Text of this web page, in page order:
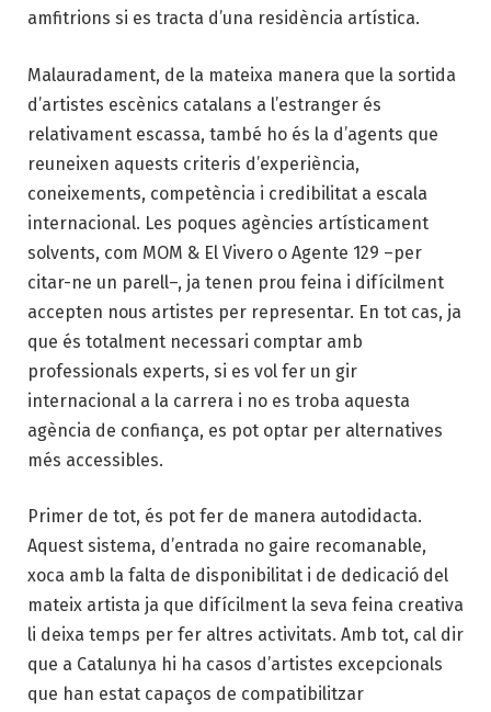
amfitrions si es tracta d’una residència artística.
Malauradament, de la mateixa manera que la sortida
d’artistes escènics catalans a l’estranger és
relativament escassa, també ho és la d’agents que
reuneixen aquests criteris d’experiència,
coneixements, competència i credibilitat a escala
internacional. Les poques agències artísticament
solvents, com MOM & El Vivero o Agente 129 –per
citar-ne un parell–, ja tenen prou feina i difícilment
accepten nous artistes per representar. En tot cas, ja
que és totalment necessari comptar amb
professionals experts, si es vol fer un gir
internacional a la carrera i no es troba aquesta
agència de confiança, es pot optar per alternatives
més accessibles.
Primer de tot, és pot fer de manera autodidacta.
Aquest sistema, d’entrada no gaire recomanable,
xoca amb la falta de disponibilitat i de dedicació del
mateix artista ja que difícilment la seva feina creativa
li deixa temps per fer altres activitats. Amb tot, cal dir
que a Catalunya hi ha casos d’artistes excepcionals
que han estat capaços de compatibilitzar